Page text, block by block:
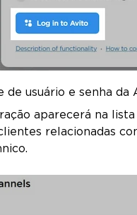
de usuário e senha
aparecerá na
relacionadas